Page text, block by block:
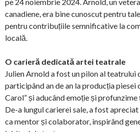
canadiene, era bine cunoscut pentru
pentru contribuțiile semnificative la
locală.
O carieră dedicată artei teatrale
Julien Arnold a fost un pilon al teatrului
participând an de an la producția piesei
Carol” și aducând emoție și
De-a lungul carierei sale, a fost
ca mentor și colaborator, inspirând